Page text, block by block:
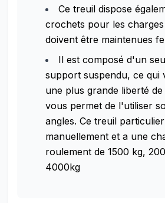
Ce treuil dispose
crochets pour les
doivent être maintenues
Il est composé d'un
support suspendu, ce qui
une plus grande liberté
vous permet de l'utiliser
angles. Ce treuil
manuellement et a une
roulement de 1500 kg,
4000kg